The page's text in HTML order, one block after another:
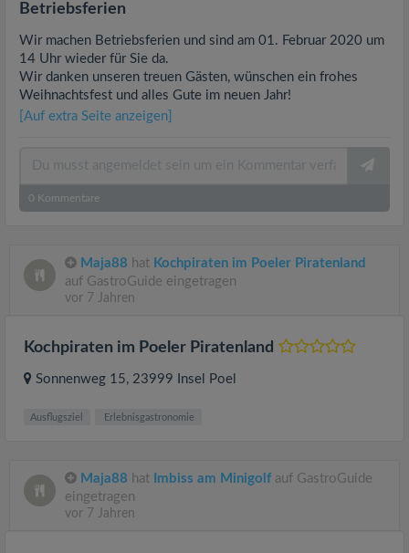
Betriebsferien
Wir machen Betriebsferien und sind am 01. Februar 2020 um
14 Uhr wieder für Sie da.
Wir danken unseren treuen Gästen, wünschen ein frohes
Weihnachtsfest und alles Gute im neuen Jahr!
[Auf extra Seite anzeigen]
0 Kommentare
Maja88 hat Kochpiraten im Poeler Piratenland
auf GastroGuide eingetragen
vor 7 Jahren
Kochpiraten im Poeler Piratenland
Sonnenweg 15, 23999 Insel Poel
Ausflugsziel Erlebnisgastronomie
Maja88 hat Imbiss am Minigolf auf GastroGuide
eingetragen
vor 7 Jahren